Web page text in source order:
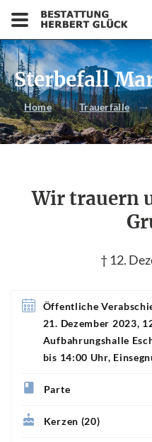
Sterbefall
Home Trauerfälle
Wir trauern
† 12.
Öffentliche
21. Dezember 2023,
Aufbahrungshalle
bis 14:00 Uhr,
Parte
Kerzen (20)